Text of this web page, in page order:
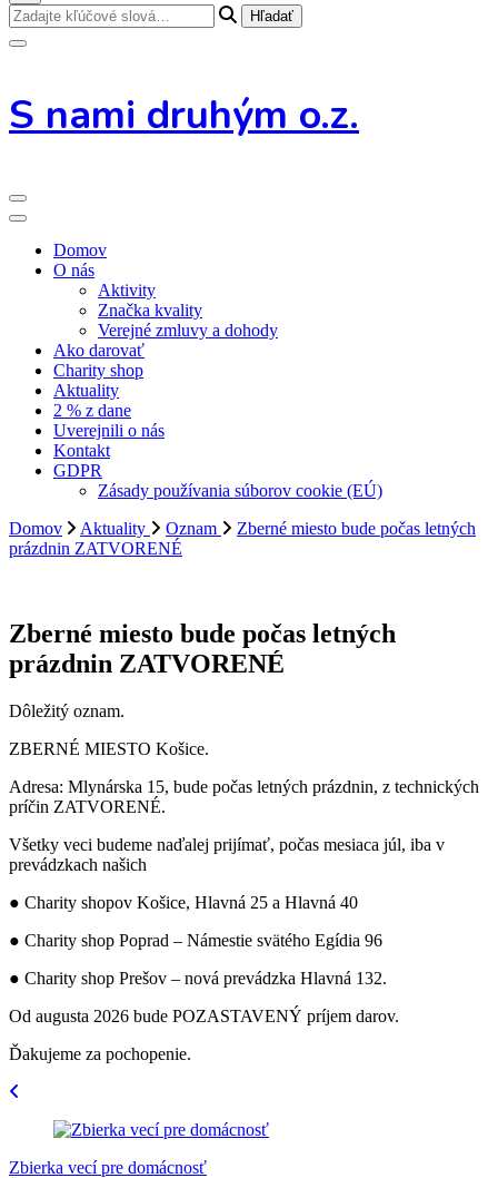
Hľadáte
niečo?
S nami druhým o.z.
Domov
O nás
Aktivity
Značka kvality
Verejné zmluvy a dohody
Ako darovať
Charity shop
Aktuality
2 % z dane
Uverejnili o nás
Kontakt
GDPR
Zásady používania súborov cookie (EÚ)
Domov
Aktuality Oznam
Zberné miesto bude počas letných
prázdnin ZATVORENÉ
Zberné miesto bude počas letných
prázdnin ZATVORENÉ
Dôležitý oznam.
ZBERNÉ MIESTO Košice.
Adresa: Mlynárska 15, bude počas letných prázdnin, z technických
príčin ️ZATVORENÉ.
Všetky veci budeme naďalej prijímať, počas mesiaca júl, iba v
prevádzkach našich
● Charity shopov Košice, Hlavná 25 a Hlavná 40
● Charity shop Poprad – Námestie svätého Egídia 96
● Charity shop Prešov – nová prevádzka Hlavná 132.
Od augusta 2026 bude POZASTAVENÝ príjem darov.
Ďakujeme za pochopenie.
Navigácia
článku
Zbierka vecí pre domácnosť